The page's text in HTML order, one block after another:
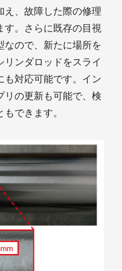
え、故障した際の修理
す。さらに既存の目視
なので、新たに場所を
ンダロッドをスライ
も対応可能です。イン
リの更新も可能で、検
できます。